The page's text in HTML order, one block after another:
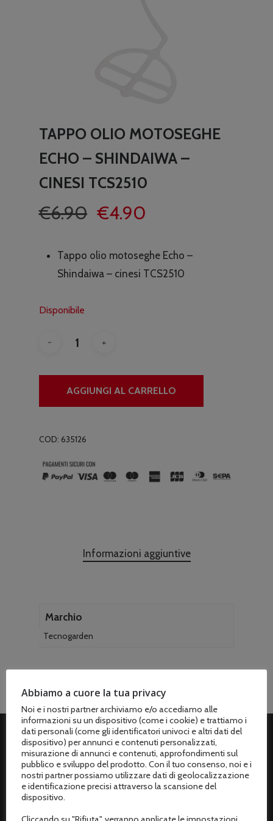
TAPPO OLIO MOTOSEGHE
ECHO – SHINDAIWA –
CINESI TCS2510
€6.90 Il
originale
era:
€4.90
attuale
è:
Tappo olio motoseghe Echo –
Shindaiwa – cinesi TCS2510
Disponibile
AGGIUNGI AL CARRELLO
COD: 635126
Informazioni aggiuntive
Marchio
Tecnogarden
ASSISTENZA CLIENTI
Spedizioni
Metodi di pagamento
Abbiamo a cuore la tua privacy
Noi e i nostri partner archiviamo e/o accediamo alle
informazioni su un dispositivo (come i cookie) e trattiamo i
dati personali (come gli identificatori univoci e altri dati del
dispositivo) per annunci e contenuti personalizzati,
misurazione di annunci e contenuti, approfondimenti sul
pubblico e sviluppo del prodotto. Con il tuo consenso, noi e i
nostri partner possiamo utilizzare dati di geolocalizzazione
e identificazione precisi attraverso la scansione del
dispositivo.